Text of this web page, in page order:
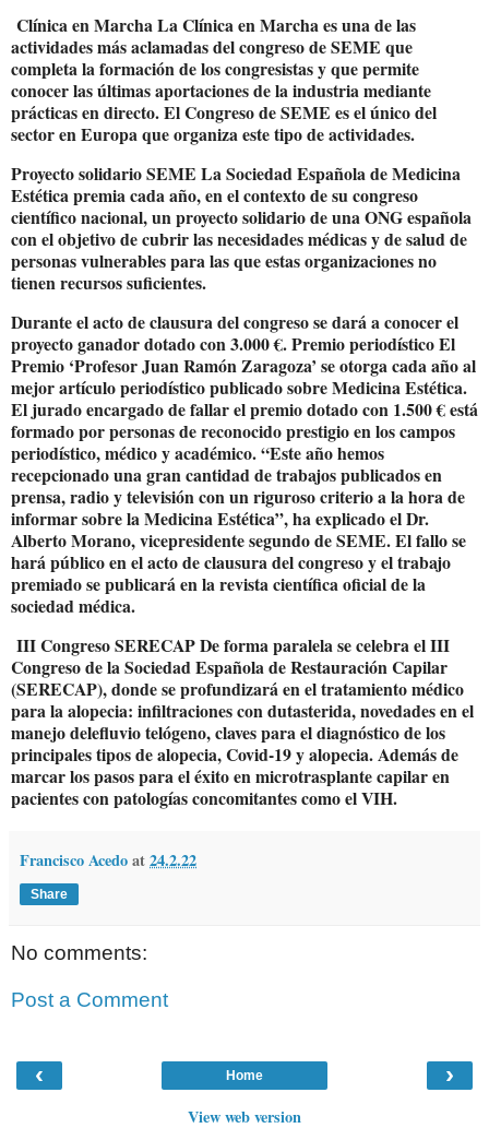
Clínica en Marcha La Clínica en Marcha es una de las
actividades más aclamadas del congreso de SEME que
completa la formación de los congresistas y que permite
conocer las últimas aportaciones de la industria mediante
prácticas en directo. El Congreso de SEME es el único del
sector en Europa que organiza este tipo de actividades.
Proyecto solidario SEME La Sociedad Española de Medicina
Estética premia cada año, en el contexto de su congreso
científico nacional, un proyecto solidario de una ONG española
con el objetivo de cubrir las necesidades médicas y de salud de
personas vulnerables para las que estas organizaciones no
tienen recursos suficientes.
Durante el acto de clausura del congreso se dará a conocer el
proyecto ganador dotado con 3.000 €. Premio periodístico El
Premio ‘Profesor Juan Ramón Zaragoza’ se otorga cada año al
mejor artículo periodístico publicado sobre Medicina Estética.
El jurado encargado de fallar el premio dotado con 1.500 € está
formado por personas de reconocido prestigio en los campos
periodístico, médico y académico. “Este año hemos
recepcionado una gran cantidad de trabajos publicados en
prensa, radio y televisión con un riguroso criterio a la hora de
informar sobre la Medicina Estética”, ha explicado el Dr.
Alberto Morano, vicepresidente segundo de SEME. El fallo se
hará público en el acto de clausura del congreso y el trabajo
premiado se publicará en la revista científica oficial de la
sociedad médica.
III Congreso SERECAP De forma paralela se celebra el III
Congreso de la Sociedad Española de Restauración Capilar
(SERECAP), donde se profundizará en el tratamiento médico
para la alopecia: infiltraciones con dutasterida, novedades en el
manejo delefluvio telógeno, claves para el diagnóstico de los
principales tipos de alopecia, Covid-19 y alopecia. Además de
marcar los pasos para el éxito en microtrasplante capilar en
pacientes con patologías concomitantes como el VIH.
Francisco Acedoat24.2.22
Share
No comments:
Post a Comment
‹ ›
Home
View web version